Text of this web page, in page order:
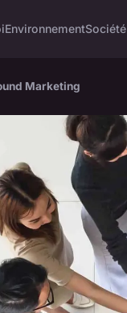
EnvironnementSociété
Marketing